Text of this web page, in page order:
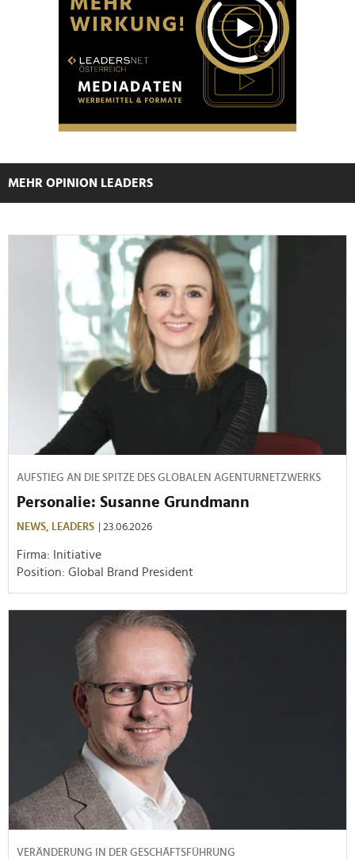
MEHR OPINION LEADERS
AUFSTIEG AN DIE SPITZE DES GLOBALEN AGENTURNETZWERKS
Personalie: Susanne Grundmann
NEWS, LEADERS | 23.06.2026
Firma: Initiative
Position: Global Brand President
VERÄNDERUNG IN DER GESCHÄFTSFÜHRUNG